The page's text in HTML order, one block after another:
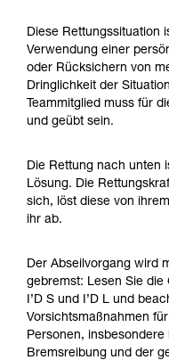
ziehen. Um
verstehen zu
der
Informationen
Die
entsprechende
einem Profi,
Vorgang
Sie ihn
beschrieben
Diese Rettungssituation
Verwendung einer
oder Rücksichern von
Dringlichkeit der
Teammitglied muss für
und geübt sein.
Die Rettung nach unten
Lösung. Die
sich, löst diese von
ihr ab.
Der Abseilvorgang wird
gebremst: Lesen Sie die
I’D S und I’D L und
Vorsichtsmaßnahmen
Personen,
Bremsreibung und der